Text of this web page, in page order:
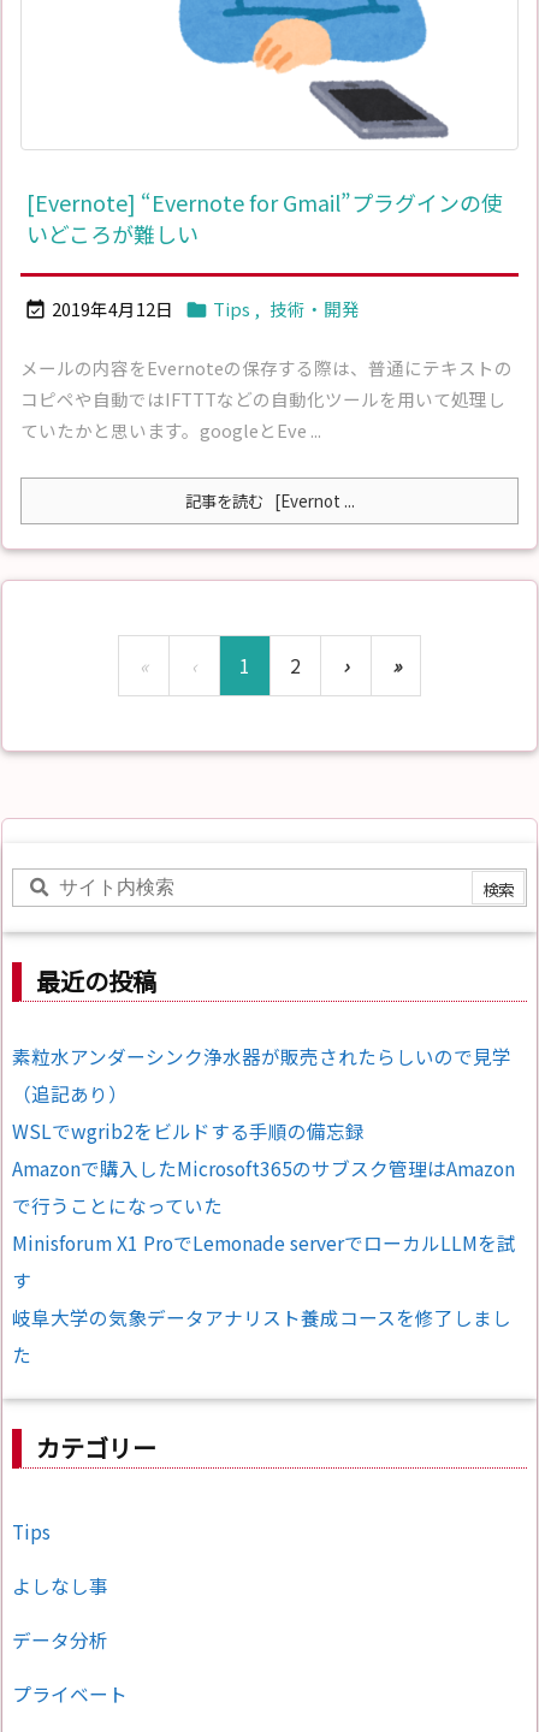
[Evernote] “Evernote for Gmail”プラグインの使
いどころが難しい
 2019年4月12日  Tips , 技術・開発
メールの内容をEvernoteの保存する際は、普通にテキストの
コピペや自動ではIFTTTなどの自動化ツールを用いて処理し
ていたかと思います。googleとEve ...
記事を読む [Evernot ...
« ‹ 1 2 › »
最近の投稿
素粒水アンダーシンク浄水器が販売されたらしいので見学
（追記あり）
WSLでwgrib2をビルドする手順の備忘録
Amazonで購入したMicrosoft365のサブスク管理はAmazon
で行うことになっていた
Minisforum X1 ProでLemonade serverでローカルLLMを試
す
岐阜大学の気象データアナリスト養成コースを修了しまし
た
カテゴリー
Tips
よしなし事
データ分析
プライベート